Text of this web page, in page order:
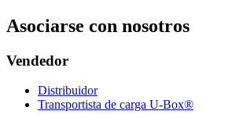
Asociarse con nosotros
Vendedor
Distribuidor
Transportista de carga U-Box®